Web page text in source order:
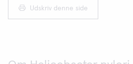
Udskriv denne side